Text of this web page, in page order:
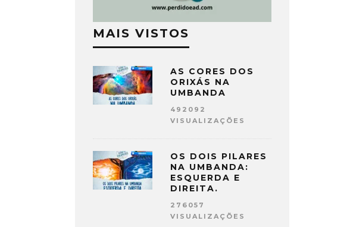
MAIS VISTOS
AS CORES DOS
ORIXÁS NA
UMBANDA
492092
VISUALIZAÇÕES
OS DOIS PILARES
NA UMBANDA:
ESQUERDA E
DIREITA.
276057
VISUALIZAÇÕES